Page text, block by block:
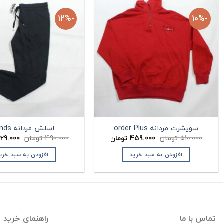
-10%
سویشرت مردانه order Plus
510.000 تومان قیمت
اصلی:
510.000 تومان
بود.
459.000 تومان
افزودن به سبد خرید
-12%
اسلش مردانه Bonds
490.000 تومان قیمت
اصلی:
بود.
افزودن به سبد
تماس با ما راهنمای خرید